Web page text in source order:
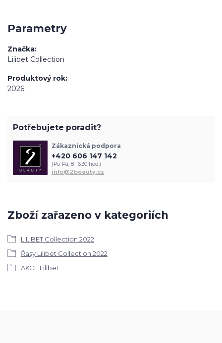
Parametry
Značka
Lilibet Collection
Produktový rok
2026
Zboží zařazeno v kategoriích
LILIBET Collection 2022
Řasy Lilibet Collection 2022
AKCE Lilibet
Potřebujete poradit?
Zákaznická podpora
+420 606 147 142
(Po-Pá, 8-16.30 hod.)
info@2beauty.cz